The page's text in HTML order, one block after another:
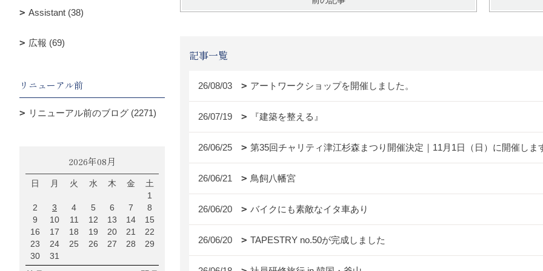
記事一覧
26/08/03 アートワークショップを開催しました。
26/07/19 『建築を整える』
26/06/25 第35回チャリティ津江杉森まつり開催決定｜11月1日（日）に開催しま
26/06/21 鳥飼八幡宮
26/06/20 バイクにも素敵なイタ車あり
26/06/20 TAPESTRY no.50が完成しました
Assistant (38)
広報 (69)
リニューアル前
リニューアル前のブログ (2271)
2026年08月
日 月 火 水 木 金
土
1
2
3 4 5 6 7
8
9
10 11 12 13 14
15
16
17 18 19 20 21
22
23
24 25 26 27 28
29
30
31